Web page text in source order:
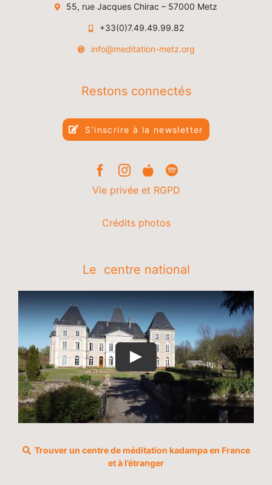
55, rue Jacques Chirac – 57000 Metz
+33(0)7.49.49.99.82
info@meditation-metz.org
Restons connectés
S’inscrire à la newsletter
Vie privée et RGPD
Crédits photos
Le centre national
Trouver un centre de méditation kadampa en France
et à l’étranger